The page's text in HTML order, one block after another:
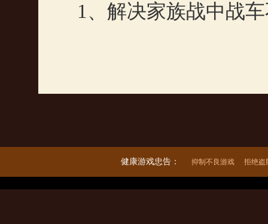
1 、解决家族战中战
健康游戏忠告： 抑制不良游戏 拒绝盗